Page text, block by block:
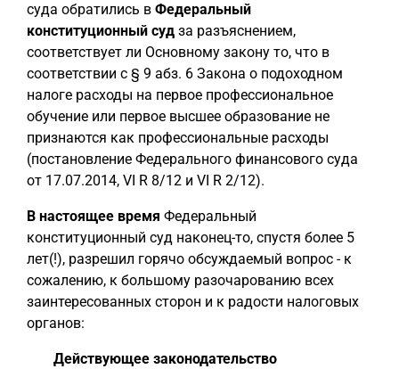
суда обратились в Федеральный
конституционный суд за разъяснением,
соответствует ли Основному закону то, что в
соответствии с § 9 абз. 6 Закона о подоходном
налоге расходы на первое профессиональное
обучение или первое высшее образование не
признаются как профессиональные расходы
(постановление Федерального финансового суда
от 17.07.2014, VI R 8/12 и VI R 2/12).
В настоящее время Федеральный
конституционный суд наконец-то, спустя более 5
лет(!), разрешил горячо обсуждаемый вопрос - к
сожалению, к большому разочарованию всех
заинтересованных сторон и к радости налоговых
органов:
Действующее законодательство